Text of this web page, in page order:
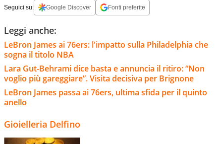
Seguici su: Google Discover Fonti preferite
Leggi anche:
LeBron James ai 76ers: l'impatto sulla Philadelphia che
sogna il titolo NBA
Lara Gut-Behrami dice basta e annuncia il ritiro: “Non
voglio più gareggiare”. Visita decisiva per Brignone
LeBron James passa ai 76ers, ultima sfida per il quinto
anello
Gioielleria Delfino